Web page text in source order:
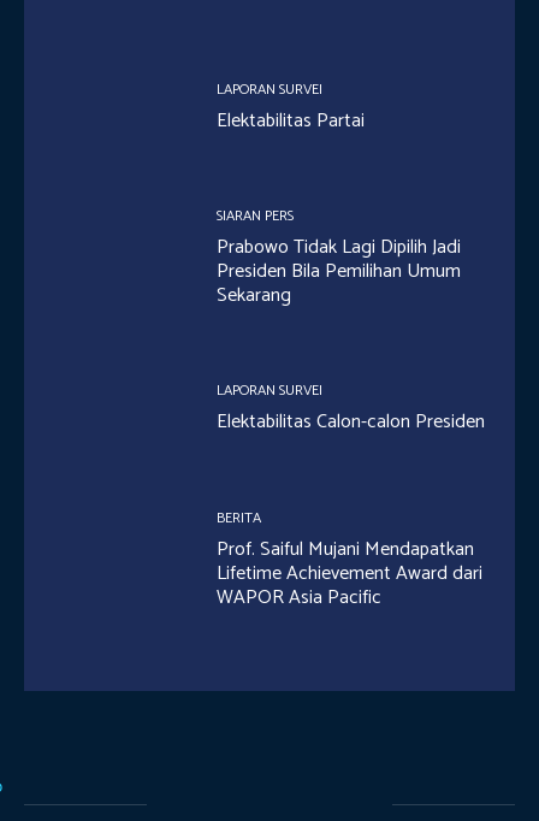
LAPORAN SURVEI
Elektabilitas Partai
SIARAN PERS
Prabowo Tidak Lagi Dipilih Jadi
Presiden Bila Pemilihan Umum
Sekarang
LAPORAN SURVEI
Elektabilitas Calon-calon Presiden
BERITA
Prof. Saiful Mujani Mendapatkan
Lifetime Achievement Award dari
WAPOR Asia Pacific